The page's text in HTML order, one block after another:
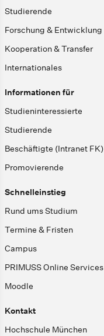
Studierende
Forschung & Entwicklung
Kooperation & Transfer
Internationales
Informationen für
Studieninteressierte
Studierende
Beschäftigte (Intranet FK)
Promovierende
Schnelleinstieg
Rund ums Studium
Termine & Fristen
Campus
PRIMUSS Online Services
Moodle
Kontakt
Hochschule München